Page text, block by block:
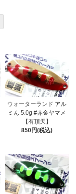
ウォーターランド アル
ミん 5.0g #赤金ヤマメ
【有頂天】
850円(税込)